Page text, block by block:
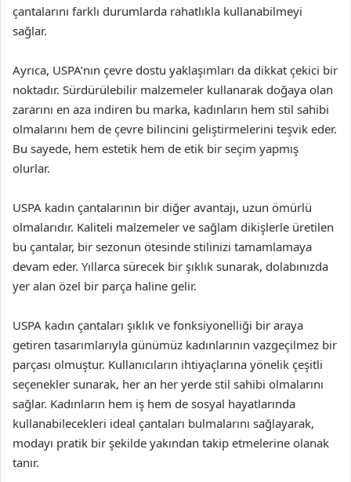
çantalarını farklı durumlarda rahatlıkla kullanabilmeyi
sağlar.
Ayrıca, USPA’nın çevre dostu yaklaşımları da dikkat çekici bir
noktadır. Sürdürülebilir malzemeler kullanarak doğaya olan
zararını en aza indiren bu marka, kadınların hem stil sahibi
olmalarını hem de çevre bilincini geliştirmelerini teşvik eder.
Bu sayede, hem estetik hem de etik bir seçim yapmış
olurlar.
USPA kadın çantalarının bir diğer avantajı, uzun ömürlü
olmalarıdır. Kaliteli malzemeler ve sağlam dikişlerle üretilen
bu çantalar, bir sezonun ötesinde stilinizi tamamlamaya
devam eder. Yıllarca sürecek bir şıklık sunarak, dolabınızda
yer alan özel bir parça haline gelir.
USPA kadın çantaları şıklık ve fonksiyonelliği bir araya
getiren tasarımlarıyla günümüz kadınlarının vazgeçilmez bir
parçası olmuştur. Kullanıcıların ihtiyaçlarına yönelik çeşitli
seçenekler sunarak, her an her yerde stil sahibi olmalarını
sağlar. Kadınların hem iş hem de sosyal hayatlarında
kullanabilecekleri ideal çantaları bulmalarını sağlayarak,
modayı pratik bir şekilde yakından takip etmelerine olanak
tanır.